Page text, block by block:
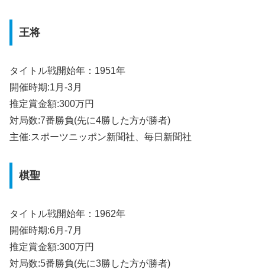
王将
タイトル戦開始年：1951年
開催時期:1月-3月
推定賞金額:300万円
対局数:7番勝負(先に4勝した方が勝者)
主催:スポーツニッポン新聞社、毎日新聞社
棋聖
タイトル戦開始年：1962年
開催時期:6月-7月
推定賞金額:300万円
対局数:5番勝負(先に3勝した方が勝者)